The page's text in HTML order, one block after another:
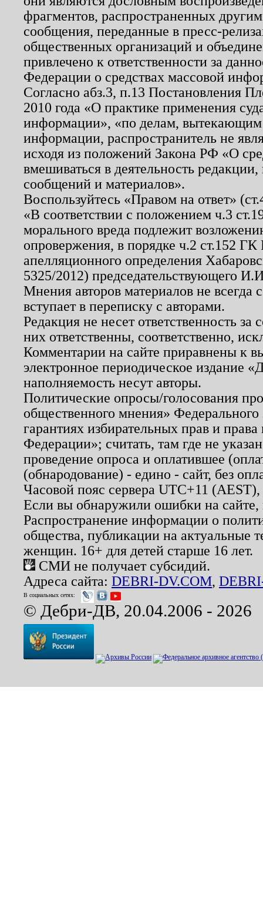
фрагментов, распространенных
сообщения, переданные в пресс-
общественных организаций и
привлечено к ответственности за
Федерации о средствах массовой
Согласно абз.3, п.13 Постановления
2010 года «О практике применения
информации», «по делам, вытекающим
информации, распространитель не
исходя из положений Закона РФ «О
вмешиваться в деятельность
сообщений и материалов».
Воспользуйтесь «Правом на ответ»
«В соответствии с положением ч.3
морального вреда подлежит
опровержения, в порядке ч.2 ст.152
апелляционного определения
5325/2012) председательствующего
Мнения авторов материалов не
вступает в переписку с авторами.
Редакция не несет ответственность
них ответственны, соответственно,
Комментарии на сайте приравнены к
электронное периодическое издание
наполняемость несут авторы.
Политические опросы/голосования
общественного мнения»
гарантиях избирательных прав и
Федерации»; считать, там где не
проведение опроса и оплатившее
(обнародование) - едино - сайт, без
Часовой пояс сервера UTC+11
Если вы обнаружили ошибки на
Распространение информации о
общества, публикации на актуальные
женщин. 16+ для детей старше 16 лет.
СМИ не получает субсидий.
Адреса сайта: DEBRI-DV.COM,
В социальных сетях:
© Дебри-ДВ, 20.04.2006 - 2026